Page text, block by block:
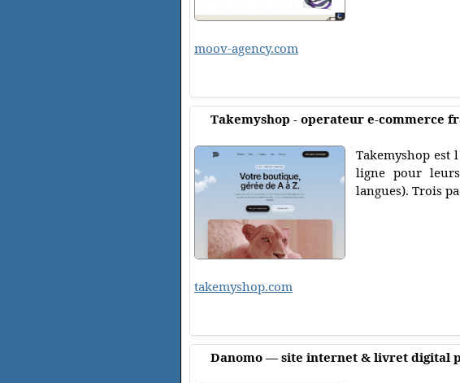
moov-agency.com
Takemyshop - operateur e-commerce
Takemyshop est
ligne pour
langues). Trois
takemyshop.com
Danomo — site internet & livret digital